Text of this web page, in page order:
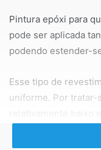
Pintura epóxi para
pode ser aplicada
podendo estender-
Esse tipo de
uniforme. Por tratar-
mesmo poderá fazer